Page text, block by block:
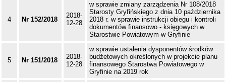
4 Nr 152/2018
2018-
12-28
w sprawie zmiany zarządzenia Nr 108/2018
Starosty Gryfińskiego z dnia 10 października
2018 r. w sprawie instrukcji obiegu i kontroli
dokumentów finansowo - księgowych w
Starostwie Powiatowym w Gryfinie
5 Nr 151/2018
2018-
12-28
w sprawie ustalenia dysponentów środków
budżetowych określonych w projekcie planu
finansowego Starostwa Powiatowego w
Gryfinie na 2019 rok